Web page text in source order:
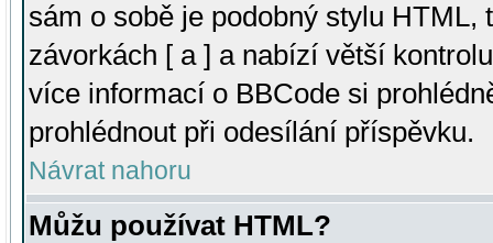
sám o sobě je podobný stylu HTML,
závorkách [ a ] a nabízí větší
více informací o BBCode si
prohlédnout při odesílání příspěvku.
Návrat nahoru
Můžu používat HTML?